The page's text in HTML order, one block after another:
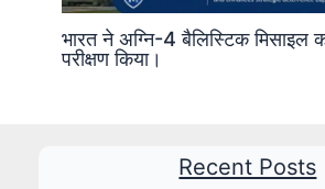
भारत ने अग्नि-4 बैलिस्टिक मिसाइल
परीक्षण किया।
Recent Posts